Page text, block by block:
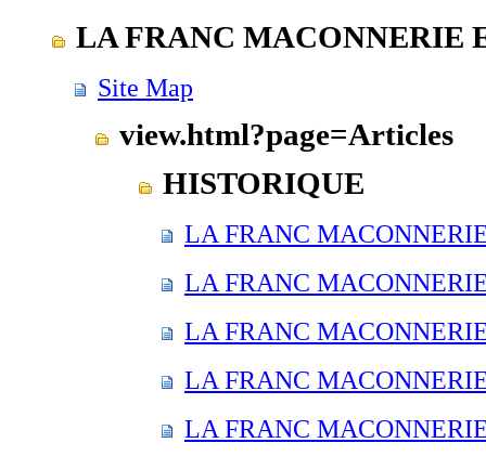
LA FRANC MACONNERIE
Site Map
view.html?page=Articles
HISTORIQUE
LA FRANC
LA FRANC
LA FRANC
LA FRANC
LA FRANC